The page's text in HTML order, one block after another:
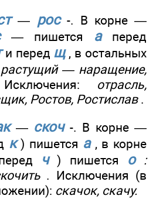
— рос-. В корне —
— пишется аперед
и перед щ, в остальных
растущий — наращение,
отрасль,
Ростов, Ростислав.
— скоч-. В корне —
к) пишется а, в корне
ч) пишется о:
. Исключения (в
скачок, скачу.